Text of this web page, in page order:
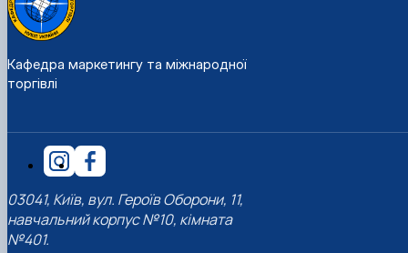
Кафедра маркетингу та міжнародної
торгівлі
03041, Київ, вул. Героїв Оборони, 11,
навчальний корпус №10, кімната
№401.